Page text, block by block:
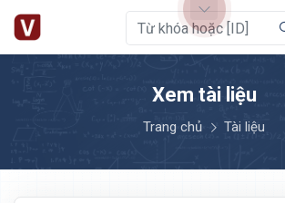
Xem tài liệu
Trang chủ Tài liệu